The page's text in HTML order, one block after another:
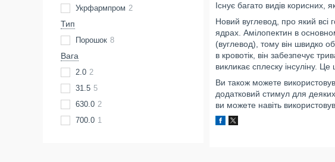
Існує багато видів корисних,
Новий вуглевод, про який всі
ядрах. Амілопектин в
(вуглевод), тому він швидко
в кровотік, він забезпечує
викликає сплеску інсуліну.
Ви також можете
додатковий стимул для
ви можете навіть
Укрфармпром 2
Тип
Порошок 8
Вага
2.0 2
31.5 5
630.0 2
700.0 1